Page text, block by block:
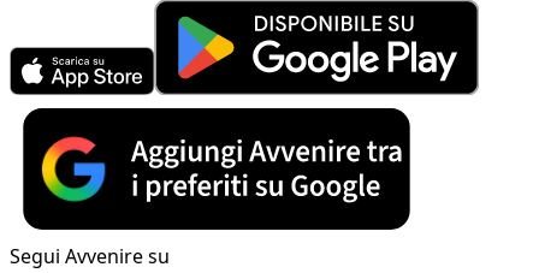
Segui Avvenire su